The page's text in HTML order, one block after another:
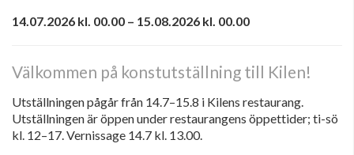
14.07.2026 kl. 00.00 – 15.08.2026 kl. 00.00
Välkommen på konstutställning till Kilen!
Utställningen pågår från 14.7–15.8 i Kilens restaurang.
Utställningen är öppen under restaurangens öppettider; ti-sö
kl. 12–17. Vernissage 14.7 kl. 13.00.